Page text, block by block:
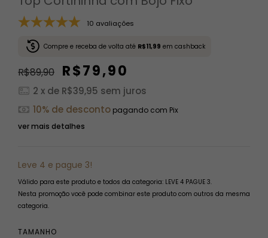
10 avaliações
Compre e receba de volta até R$11,99 em cashback
R$89,90 R$79,90
2 x de R$39,95 sem juros
10% de desconto pagando com Pix
ver mais detalhes
Leve 4 e pague 3!
Válido para este produto e todos da categoria: LEVE 4 PAGUE 3.
Nesta promoção você pode combinar este produto com outros da mesma
categoria.
TAMANHO